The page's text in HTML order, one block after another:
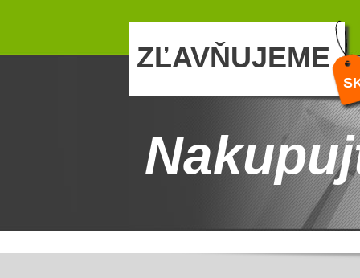
ZĽAVŇUJEME